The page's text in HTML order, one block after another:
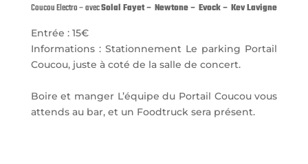
Coucou Electro – avecSolal Fayet – Newtone – Evock – Kev Lavigne
Entrée : 15€
Informations : Stationnement Le parking Portail
Coucou, juste à coté de la salle de concert.
Boire et manger L’équipe du Portail Coucou vous
attends au bar, et un Foodtruck sera présent.